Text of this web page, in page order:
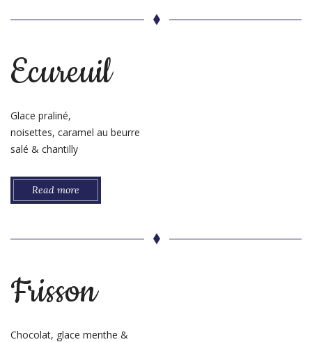
Ecureuil
Glace praliné,
noisettes, caramel au beurre
salé & chantilly
Read more
Frisson
Chocolat, glace menthe &